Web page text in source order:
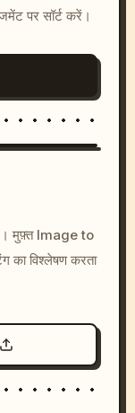
पर सॉर्ट करें।
sunset, neon
--v 6.0
मुफ़्त Image to
का विश्लेषण करता